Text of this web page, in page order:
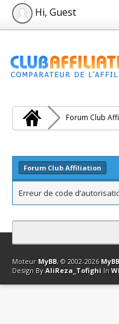
Hi, Guest
Forum Club
Forum Club Affiliation
Erreur de code
Contact Club Affiliation
Moteur MyBB, © 2002-2026
Design By AliReza_Tofighi In